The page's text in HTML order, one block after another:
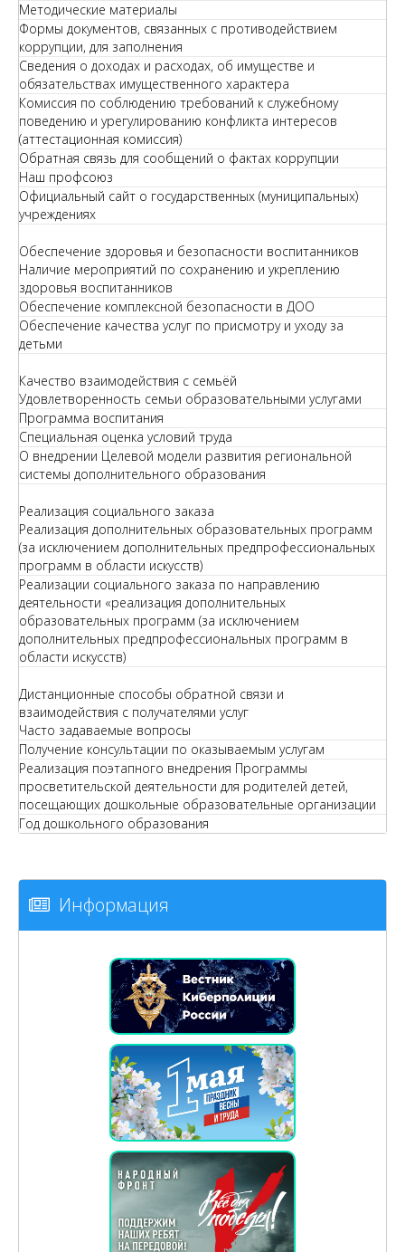
Методические материалы
Формы документов, связанных с противодействием
коррупции, для заполнения
Сведения о доходах и расходах, об имуществе и
обязательствах имущественного характера
Комиссия по соблюдению требований к служебному
поведению и урегулированию конфликта интересов
(аттестационная комиссия)
Обратная связь для сообщений о фактах коррупции
Наш профсоюз
Официальный сайт о государственных (муниципальных)
учреждениях
Обеспечение здоровья и безопасности воспитанников
Наличие мероприятий по сохранению и укреплению
здоровья воспитанников
Обеспечение комплексной безопасности в ДОО
Обеспечение качества услуг по присмотру и уходу за
детьми
Качество взаимодействия с семьёй
Удовлетворенность семьи образовательными услугами
Программа воспитания
Специальная оценка условий труда
О внедрении Целевой модели развития региональной
системы дополнительного образования
Реализация социального заказа
Реализация дополнительных образовательных программ
(за исключением дополнительных предпрофессиональных
программ в области искусств)
Реализации социального заказа по направлению
деятельности «реализация дополнительных
образовательных программ (за исключением
дополнительных предпрофессиональных программ в
области искусств)
Дистанционные способы обратной связи и
взаимодействия с получателями услуг
Часто задаваемые вопросы
Получение консультации по оказываемым услугам
Реализация поэтапного внедрения Программы
просветительской деятельности для родителей детей,
посещающих дошкольные образовательные организации
Год дошкольного образования
Информация